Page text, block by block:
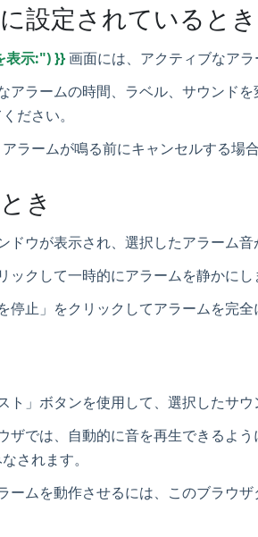
設定されているとき
表示:") }}画面には、アクティブなア
アラームの時間、ラベル、サウンド
ださい。
アラームが鳴る前にキャンセルする場
き
ドウが表示され、選択したアラーム音
ックして一時的にアラームを静かにし
停止」をクリックしてアラームを完全
ト」ボタンを使用して、選択したサ
ザでは、自動的に音を再生できるよ
されます。
ームを動作させるには、このブラウ